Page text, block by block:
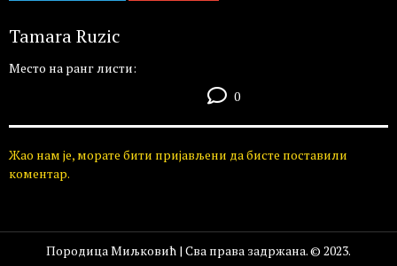
Tamara Ruzic
Место на ранг листи:
0
Жао нам је, морате бити пријављени да бисте поставили
коментар.
Породица Миљковић | Сва права задржана. © 2023.